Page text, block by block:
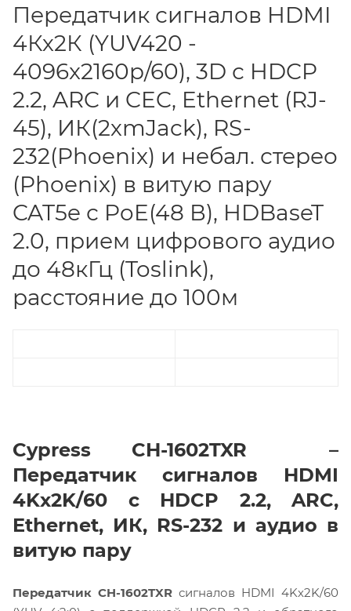
Передатчик сигналов HDMI
4Кх2К (YUV420 -
4096x2160p/60), 3D с HDCP
2.2, ARC и CEC, Ethernet (RJ-
45), ИК(2хmJack), RS-
232(Phoenix) и небал. стерео
(Phoenix) в витую пару
CAT5e с PoE(48 В), HDBaseT
2.0, прием цифрового аудио
до 48кГц (Toslink),
расстояние до 100м
Cypress CH-1602TXR –
Передатчик сигналов HDMI
4Kх2K/60 с HDCP 2.2, ARC,
Ethernet, ИК, RS-232 и аудио в
витую пару
Передатчик CH-1602TXR сигналов HDMI 4Kх2K/60